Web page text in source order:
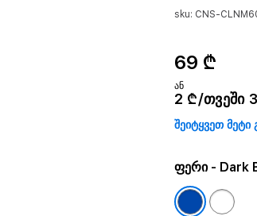
sku: CNS-
69 ₾
ან
2 ₾/თვეში
შეიტყვეთ მეტი
ფერი- Dark